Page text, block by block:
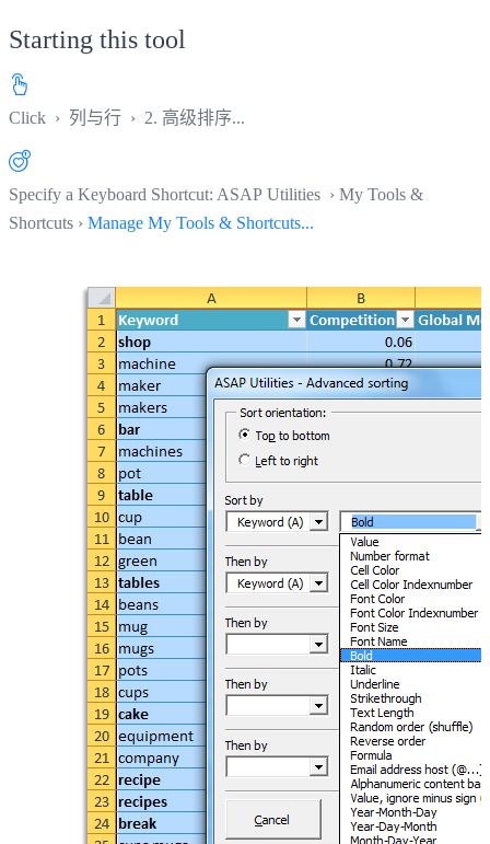
Starting this tool
Click › 列与行 › 2. 高级排序...
Specify a Keyboard Shortcut: ASAP Utilities › My Tools &
Shortcuts › Manage My Tools & Shortcuts...